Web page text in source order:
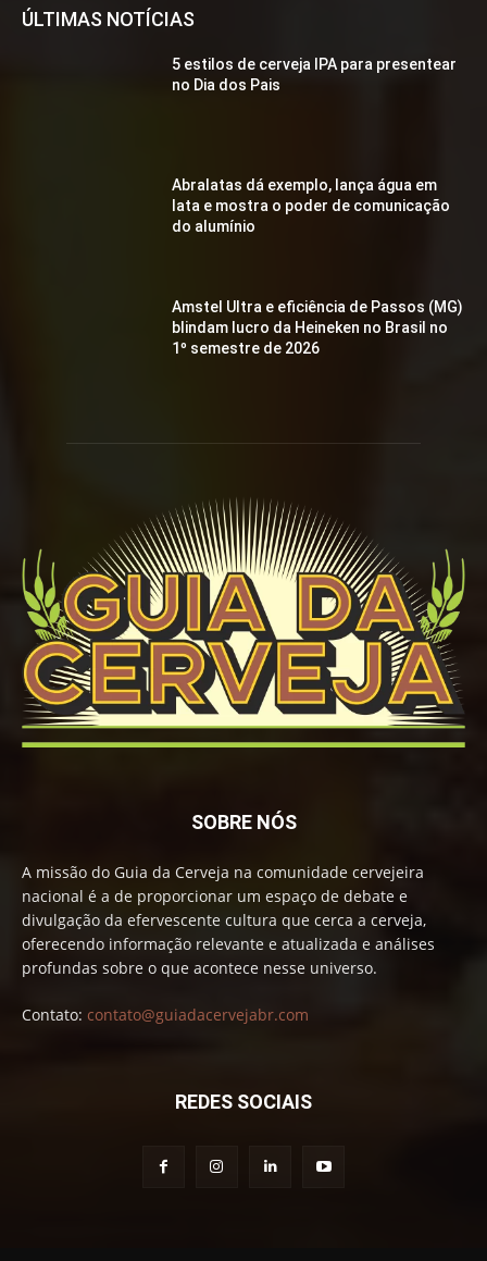
ÚLTIMAS NOTÍCIAS
5 estilos de cerveja IPA para presentear
no Dia dos Pais
Abralatas dá exemplo, lança água em
lata e mostra o poder de comunicação
do alumínio
Amstel Ultra e eficiência de Passos (MG)
blindam lucro da Heineken no Brasil no
1º semestre de 2026
SOBRE NÓS
A missão do Guia da Cerveja na comunidade cervejeira
nacional é a de proporcionar um espaço de debate e
divulgação da efervescente cultura que cerca a cerveja,
oferecendo informação relevante e atualizada e análises
profundas sobre o que acontece nesse universo.
Contato: contato@guiadacervejabr.com
REDES SOCIAIS